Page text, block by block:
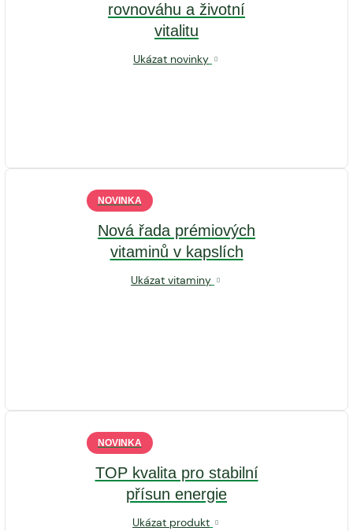
rovnováhu a životní
vitalitu
Ukázat novinky
NOVINKA
Nová řada prémiových
vitaminů v kapslích
Ukázat vitaminy
NOVINKA
TOP kvalita pro stabilní
přísun energie
Ukázat produkt